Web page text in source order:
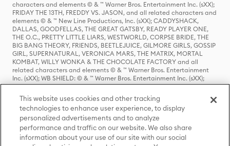
characters and elements © & ™ Warner Bros. Entertainment Inc. (sXX);
FRIDAY THE 13TH, FREDDY VS. JASON, and all related characters and
elements © & ™ New Line Productions, Inc. (sXX); CADDYSHACK,
DALLAS, GOODFELLAS, THE GREAT GATSBY, READY PLAYER ONE,
THE O.C., PRETTY LITTLE LIARS, WESTWORLD, CORPSE BRIDE, THE
BIG BANG THEORY, FRIENDS, BEETLEJUICE, GILMORE GIRLS, GOSSIP
GIRL, SUPERNATURAL, VERONICA MARS, THE MATRIX, MORTAL
KOMBAT, WILLY WONKA & THE CHOCOLATE FACTORY and all
related characters and elements © & ™ Warner Bros. Entertainment
Inc. (sXX); WB SHIELD: © & ™ Warner Bros. Entertainment Inc. (sXX);
HOUSE OF THE DRAGON, GAME OF THRONES, and all related
characters and elements © & ™ Home Box Office, Inc. (sXX); CHILLING
ADVENTURES OF SABRINA, RIVERDALE © & ™ Warner Bros.
Entertainment Inc. Archie Comics and all related characters and
elements © & ™ Archie Comic Publications, Inc. Used with permission.
(sXX); SEINFELD and all related characters and elements © & ™ Castle
Rock Entertainment. (sXX); TED LASSO © & ™ Warner Bros.
Entertainment Inc. & Universal Television LLC (sXX); THE HOBBIT: AN
This website uses cookies and other tracking
technologies to enhance user experience, to display
personalized advertisements and to analyze
performance and traffic on our website. We also share
information about your use of our site with our social